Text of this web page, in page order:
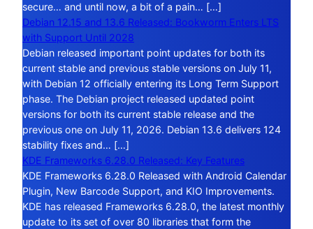
secure… and until now, a bit of a pain… […]
Debian 12.15 and 13.6 Released: Bookworm Enters LTS
with Support Until 2028
Debian released important point updates for both its
current stable and previous stable versions on July 11,
with Debian 12 officially entering its Long Term Support
phase. The Debian project released updated point
versions for both its current stable release and the
previous one on July 11, 2026. Debian 13.6 delivers 124
stability fixes and… […]
KDE Frameworks 6.28.0 Released: Key Features
KDE Frameworks 6.28.0 Released with Android Calendar
Plugin, New Barcode Support, and KIO Improvements.
KDE has released Frameworks 6.28.0, the latest monthly
update to its set of over 80 libraries that form the